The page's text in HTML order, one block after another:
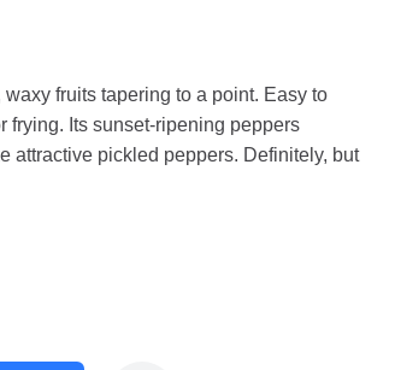
fruits tapering to a point. Easy to
frying. Its sunset-ripening peppers
attractive pickled peppers. Definitely, but